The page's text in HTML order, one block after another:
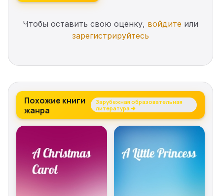
Чтобы оставить свою оценку, войдите или
зарегистрируйтесь
Похожие книги
жанра
Зарубежная образовательная
литература →